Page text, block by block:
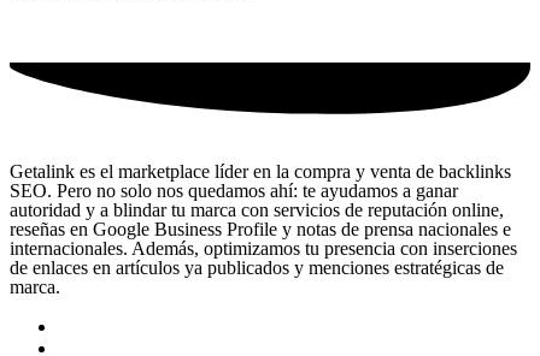
Getalink es el marketplace líder en la compra y venta de backlinks
SEO. Pero no solo nos quedamos ahí: te ayudamos a ganar
autoridad y a blindar tu marca con servicios de reputación online,
reseñas en Google Business Profile y notas de prensa nacionales e
internacionales. Además, optimizamos tu presencia con inserciones
de enlaces en artículos ya publicados y menciones estratégicas de
marca.